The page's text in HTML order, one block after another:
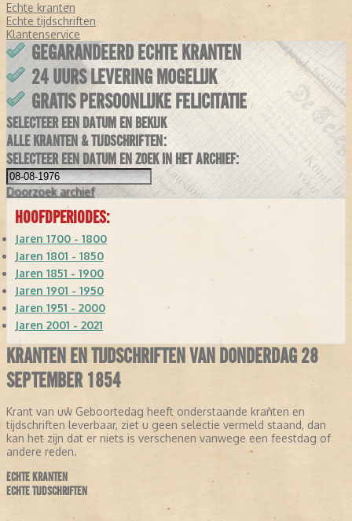
Echte kranten
Echte tijdschriften
Klantenservice
GEGARANDEERD ECHTE KRANTEN
24 UURS LEVERING MOGELIJK
GRATIS PERSOONLIJKE FELICITATIE
SELECTEER EEN DATUM EN BEKIJK
ALLE KRANTEN & TIJDSCHRIFTEN:
SELECTEER EEN DATUM EN ZOEK IN HET ARCHIEF:
Doorzoek archief
HOOFDPERIODES:
Jaren 1700 - 1800
Jaren 1801 - 1850
Jaren 1851 - 1900
Jaren 1901 - 1950
Jaren 1951 - 2000
Jaren 2001 - 2021
KRANTEN EN TIJDSCHRIFTEN VAN DONDERDAG 28
SEPTEMBER 1854
Krant van uw Geboortedag heeft onderstaande kranten en
tijdschriften leverbaar, ziet u geen selectie vermeld staand, dan
kan het zijn dat er niets is verschenen vanwege een feestdag of
andere reden.
ECHTE KRANTEN
ECHTE TIJDSCHRIFTEN